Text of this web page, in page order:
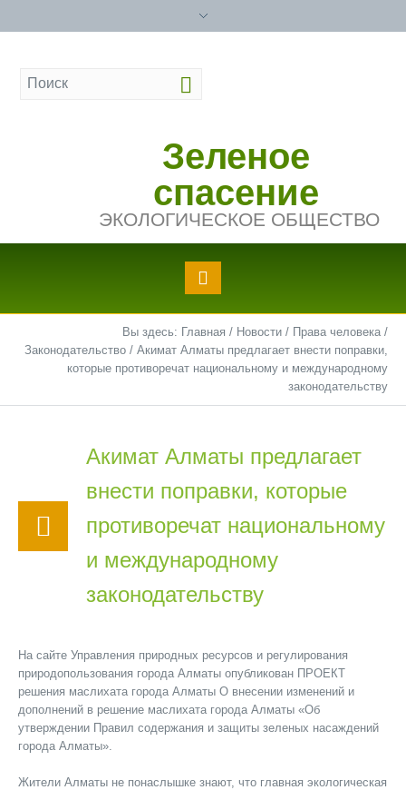
Зеленое
спасение
ЭКОЛОГИЧЕСКОЕ ОБЩЕСТВО
Вы здесь: Главная / Новости / Права человека /
Законодательство / Акимат Алматы предлагает внести поправки,
которые противоречат национальному и международному
законодательству
Акимат Алматы предлагает
внести поправки, которые
противоречат национальному
и международному
законодательству
На сайте Управления природных ресурсов и регулирования
природопользования города Алматы опубликован ПРОЕКТ
решения маслихата города Алматы О внесении изменений и
дополнений в решение маслихата города Алматы «Об
утверждении Правил содержания и защиты зеленых насаждений
города Алматы».
Жители Алматы не понаслышке знают, что главная экологическая